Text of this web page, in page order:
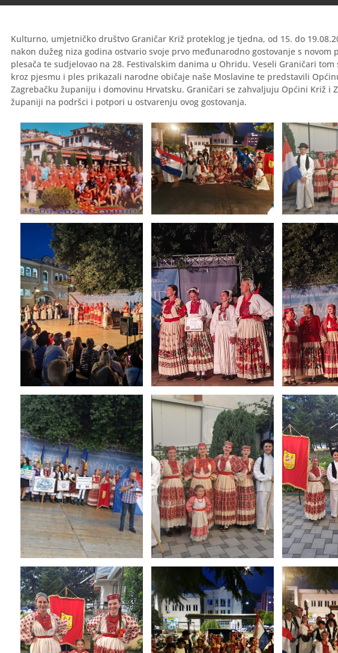
Kulturno, umjetničko društvo Graničar Križ proteklog je tjedna, od 15. do
nakon dužeg niza godina ostvario svoje prvo međunarodno gostovanje s novom
plesača te sudjelovao na 28. Festivalskim danima u Ohridu. Veseli Graničari tom
kroz pjesmu i ples prikazali narodne običaje naše Moslavine te predstavili
Zagrebačku županiju i domovinu Hrvatsku. Graničari se zahvaljuju Općini Križ i
županiji na podršci i potpori u ostvarenju ovog gostovanja.